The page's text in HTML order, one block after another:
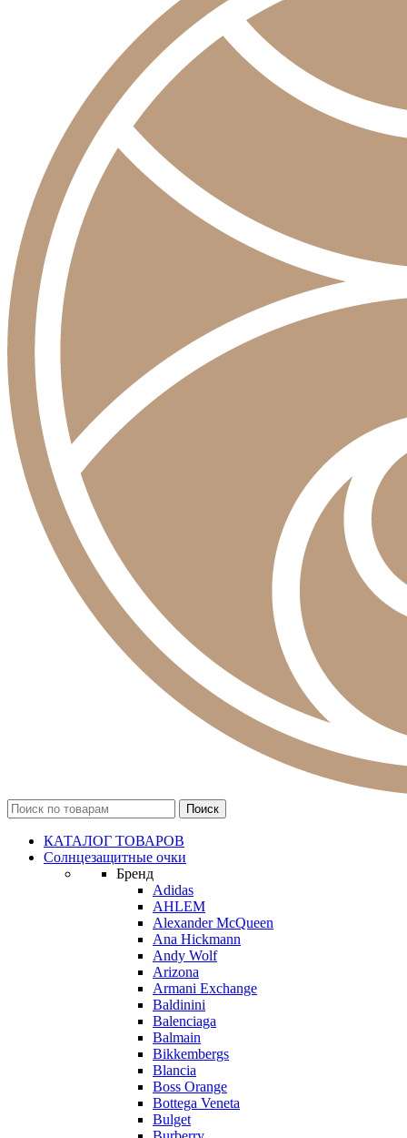
КАТАЛОГ ТОВАРОВ
Солнцезащитные очки
Бренд
Adidas
AHLEM
Alexander McQueen
Ana Hickmann
Andy Wolf
Arizona
Armani Exchange
Baldinini
Balenciaga
Balmain
Bikkembergs
Blancia
Boss Orange
Bottega Veneta
Bulget